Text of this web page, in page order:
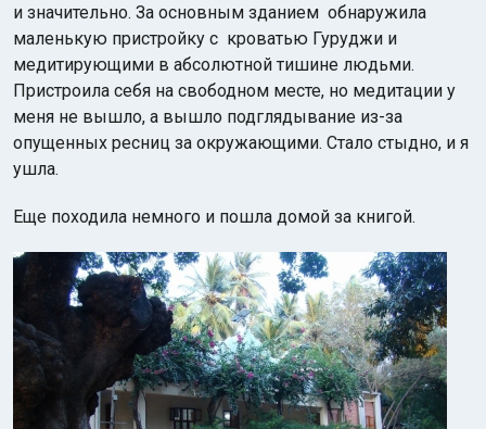
и значительно. За основным зданием обнаружила
маленькую пристройку с кроватью Гуруджи и
медитирующими в абсолютной тишине людьми.
Пристроила себя на свободном месте, но медитации у
меня не вышло, а вышло подглядывание из-за
опущенных ресниц за окружающими. Стало стыдно, и я
ушла.
Еще походила немного и пошла домой за книгой.